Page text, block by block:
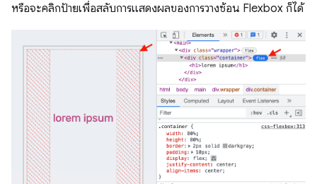
หรือจะคลิกป้ายเพื่อสลับการแสดงผลของการวางซ้อน Flexbox ก็ได้